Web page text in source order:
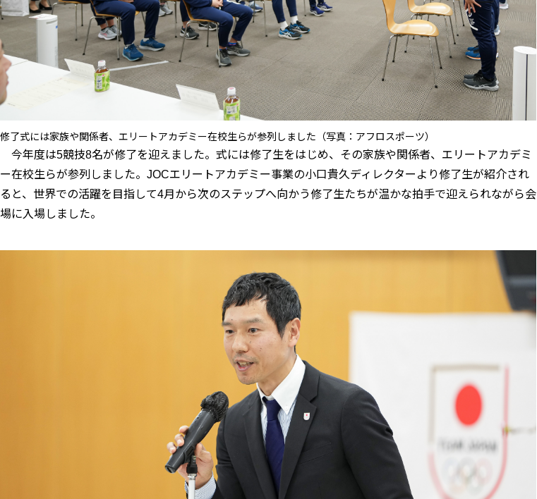
修了式には家族や関係者、エリートアカデミー在校生らが参列しました（写真：アフロスポーツ）
今年度は5競技8名が修了を迎えました。式には修了生をはじめ、その家族や関係者、エリートアカデミ
ー在校生らが参列しました。 JOCエリートアカデミー事業の小口貴久ディレクターより修了生が紹介され
ると、世界での活躍を目指して4月から次のステップへ向かう修了生たちが温かな拍手で迎えられながら会
場に入場しました。